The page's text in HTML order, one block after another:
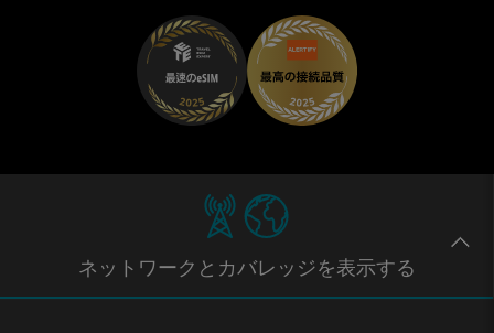
ネットワークとカバレッジを表示する